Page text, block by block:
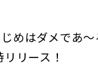
めはダメであ
リース！